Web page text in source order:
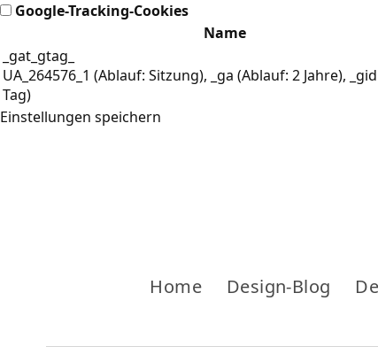
Google-Tracking-Cookies
Name
_gat_gtag_
UA_264576_1 (Ablauf: Sitzung), _ga (Ablauf: 2 Jahre),
Tag)
Einstellungen speichern
Home Design-Blog